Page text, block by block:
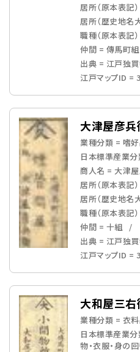
居所（原本表記
居所（歴史地名
職種（原本表記
仲間 = 傳馬町組
出典 = 江戸独
江戸マップID =
大津屋彦兵
業種分類 = 嗜
日本標準産業
商人名 = 大津
居所（原本表記
居所（歴史地名
職種（原本表記
仲間 = 十組
出典 = 江戸独
江戸マップID =
大和屋三右
業種分類 = 衣料
日本標準産業
物・衣服・身の